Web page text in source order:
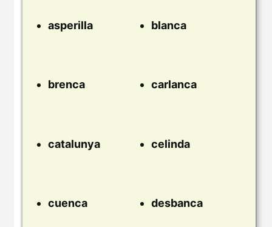
asperilla blanca
brenca carlanca
catalunya celinda
cuenca desbanca